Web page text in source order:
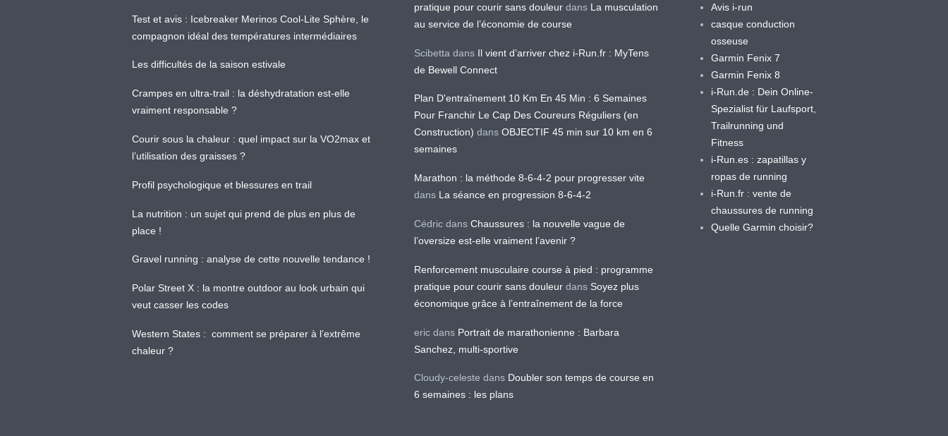
Test et avis : Icebreaker Merinos Cool-Lite Sphère, le
compagnon idéal des températures intermédiaires
Les difficultés de la saison estivale
Crampes en ultra-trail : la déshydratation est-elle
vraiment responsable ?
Courir sous la chaleur : quel impact sur la VO2max et
l’utilisation des graisses ?
Profil psychologique et blessures en trail
La nutrition : un sujet qui prend de plus en plus de
place !
Gravel running : analyse de cette nouvelle tendance !
Polar Street X : la montre outdoor au look urbain qui
veut casser les codes
Western States : comment se préparer à l’extrême
chaleur ?
pratique pour courir sans douleur dans La musculation
au service de l’économie de course
Scibetta dans Il vient d’arriver chez i-Run.fr : MyTens
de Bewell Connect
Plan D'entraînement 10 Km En 45 Min : 6 Semaines
Pour Franchir Le Cap Des Coureurs Réguliers (en
Construction) dans OBJECTIF 45 min sur 10 km en 6
semaines
Marathon : la méthode 8-6-4-2 pour progresser vite
dans La séance en progression 8-6-4-2
Cédric dans Chaussures : la nouvelle vague de
l’oversize est-elle vraiment l’avenir ?
Renforcement musculaire course à pied : programme
pratique pour courir sans douleur dans Soyez plus
économique grâce à l’entraînement de la force
eric dans Portrait de marathonienne : Barbara
Sanchez, multi-sportive
Cloudy-celeste dans Doubler son temps de course en
6 semaines : les plans
Avis i-run
casque conduction
osseuse
Garmin Fenix 7
Garmin Fenix 8
i-Run.de : Dein Online-
Spezialist für Laufsport,
Trailrunning und
Fitness
i-Run.es : zapatillas y
ropas de running
i-Run.fr : vente de
chaussures de running
Quelle Garmin choisir?